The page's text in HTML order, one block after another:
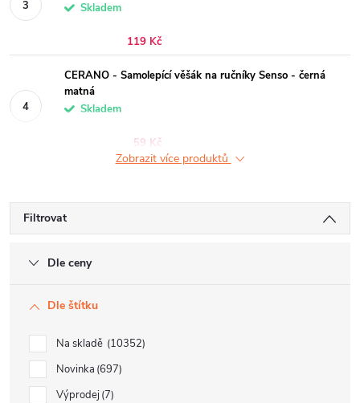
Skladem
119 Kč
CERANO - Samolepící věšák na ručníky Senso - černá
matná
Skladem
59 Kč
Zobrazit více produktů
Filtrovat
Dle ceny
Dle štítku
Na skladě 10352
Novinka 697
Výprodej 7